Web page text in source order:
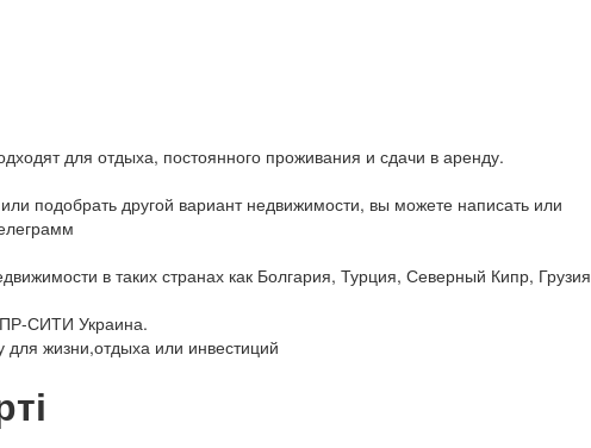
для отдыха, постоянного проживания и сдачи в аренду.
подобрать другой вариант недвижимости, вы можете написать или
в таких странах как Болгария, Турция, Северный Кипр, Грузия
СИТИ Украина.
для жизни,отдыха или инвестиций